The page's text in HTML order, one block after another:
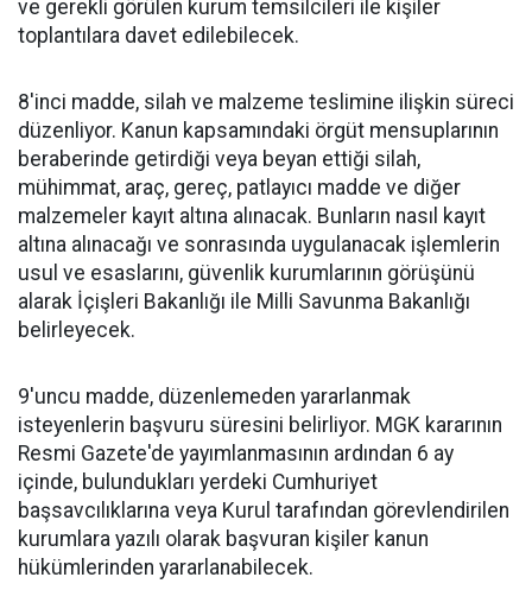
ve gerekli görülen kurum temsilcileri ile kişiler
toplantılara davet edilebilecek.
8'inci madde, silah ve malzeme teslimine ilişkin süreci
düzenliyor. Kanun kapsamındaki örgüt mensuplarının
beraberinde getirdiği veya beyan ettiği silah,
mühimmat, araç, gereç, patlayıcı madde ve diğer
malzemeler kayıt altına alınacak. Bunların nasıl kayıt
altına alınacağı ve sonrasında uygulanacak işlemlerin
usul ve esaslarını, güvenlik kurumlarının görüşünü
alarak İçişleri Bakanlığı ile Milli Savunma Bakanlığı
belirleyecek.
9'uncu madde, düzenlemeden yararlanmak
isteyenlerin başvuru süresini belirliyor. MGK kararının
Resmi Gazete'de yayımlanmasının ardından 6 ay
içinde, bulundukları yerdeki Cumhuriyet
başsavcılıklarına veya Kurul tarafından görevlendirilen
kurumlara yazılı olarak başvuran kişiler kanun
hükümlerinden yararlanabilecek.